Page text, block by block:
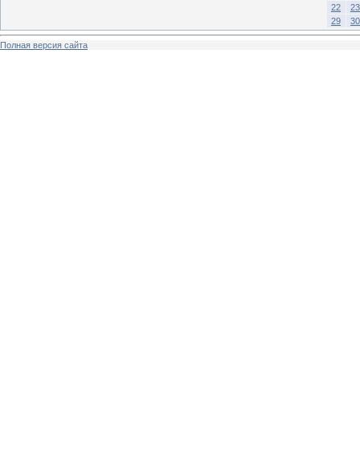
22
23
29
30
Полная версия сайта